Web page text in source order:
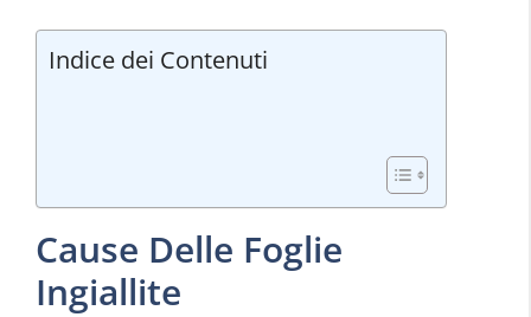
Indice dei Contenuti
Cause Delle Foglie
Ingiallite